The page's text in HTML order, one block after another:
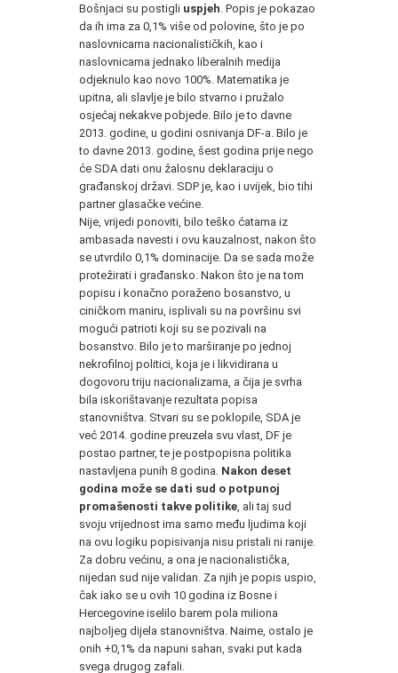
Bošnjaci su postigli uspjeh . Popis je pokazao
da ih ima za 0,1% više od polovine, što je po
naslovnicama nacionalističkih, kao i
naslovnicama jednako liberalnih medija
odjeknulo kao novo 100%. Matematika je
upitna, ali slavlje je bilo stvarno i pružalo
osjećaj nekakve pobjede. Bilo je to davne
2013. godine, u godini osnivanja DF-a. Bilo je
to davne 2013. godine, šest godina prije nego
će SDA dati onu žalosnu deklaraciju o
građanskoj državi. SDP je, kao i uvijek, bio tihi
partner glasačke većine.
Nije, vrijedi ponoviti, bilo teško ćatama iz
ambasada navesti i ovu kauzalnost, nakon što
se utvrdilo 0,1% dominacije. Da se sada može
protežirati i građansko. Nakon što je na tom
popisu i konačno poraženo bosanstvo, u
ciničkom maniru, isplivali su na površinu svi
mogući patrioti koji su se pozivali na
bosanstvo. Bilo je to marširanje po jednoj
nekrofilnoj politici, koja je i likvidirana u
dogovoru triju nacionalizama, a čija je svrha
bila iskorištavanje rezultata popisa
stanovništva. Stvari su se poklopile, SDA je
već 2014. godine preuzela svu vlast, DF je
postao partner, te je postpopisna politika
nastavljena punih 8 godina. Nakon deset
godina može se dati sud o potpunoj
promašenosti takve politike , ali taj sud
svoju vrijednost ima samo među ljudima koji
na ovu logiku popisivanja nisu pristali ni ranije.
Za dobru većinu, a ona je nacionalistička,
nijedan sud nije validan. Za njih je popis uspio,
čak iako se u ovih 10 godina iz Bosne i
Hercegovine iselilo barem pola miliona
najboljeg dijela stanovništva. Naime, ostalo je
onih +0,1% da napuni sahan, svaki put kada
svega drugog zafali.